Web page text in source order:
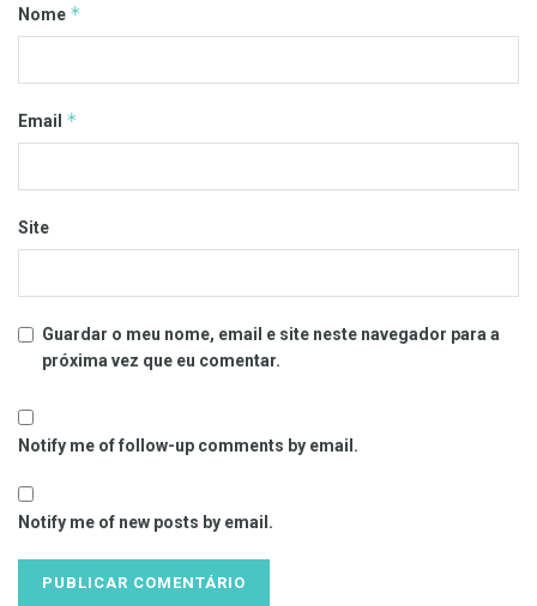
Nome *
Email *
Site
Guardar o meu nome, email e site neste navegador para a
próxima vez que eu comentar.
Notify me of follow-up comments by email.
Notify me of new posts by email.